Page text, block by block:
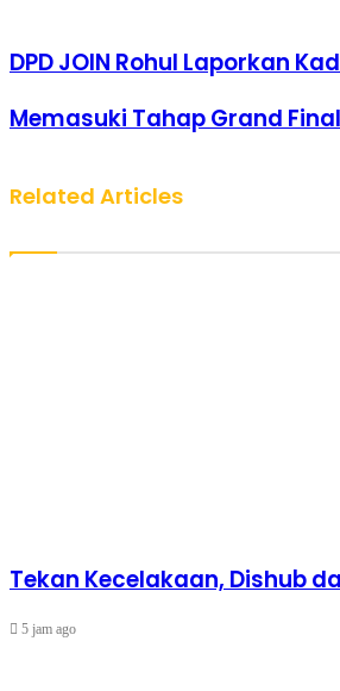
DPD JOIN Rohul Laporkan
Memasuki Tahap Grand
Related Articles
Tekan Kecelakaan, Dishub
5 jam ago